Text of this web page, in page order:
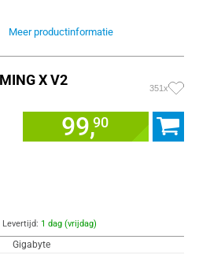
Meer productinformatie
X V2
351x
99,90
Levertijd: 1 dag (vrijdag)
Gigabyte